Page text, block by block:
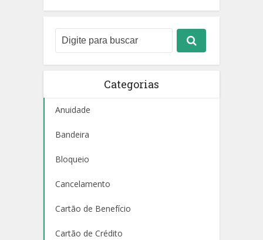
Categorias
Anuidade
Bandeira
Bloqueio
Cancelamento
Cartão de Benefício
Cartão de Crédito